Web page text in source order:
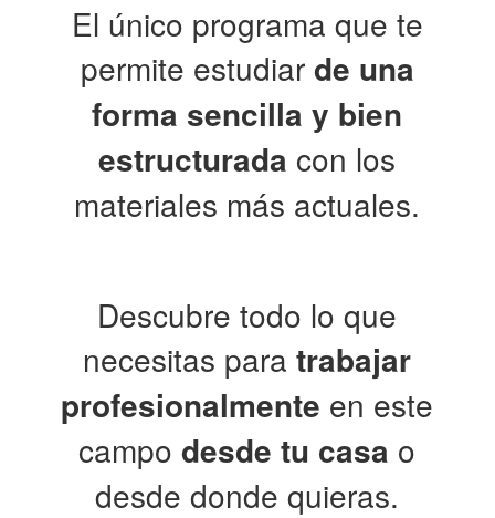
El único programa que te
permite estudiar de una
forma sencilla y bien
estructurada con los
materiales más actuales.
Descubre todo lo que
necesitas paratrabajar
profesionalmente en este
campodesde tu casa o
desde donde quieras.